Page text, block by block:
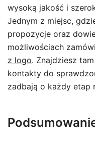
wysoką jakość i
Jednym z miejsc,
propozycje oraz
możliwościach
z logo. Znajdziesz
kontakty do
zadbają o każdy etap